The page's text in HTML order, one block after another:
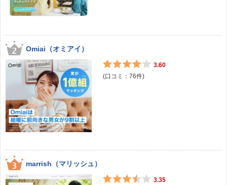
Omiai（オミアイ）
3.60
(口コミ： 76件)
marrish（マリッシュ）
3.35